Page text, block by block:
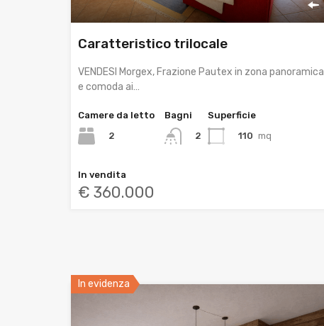
Caratteristico trilocale
VENDESI Morgex, Frazione Pautex in zona panoramica
e comoda ai…
Camere da letto
2
Bagni
2
Superficie
110 mq
In vendita
€ 360.000
In evidenza